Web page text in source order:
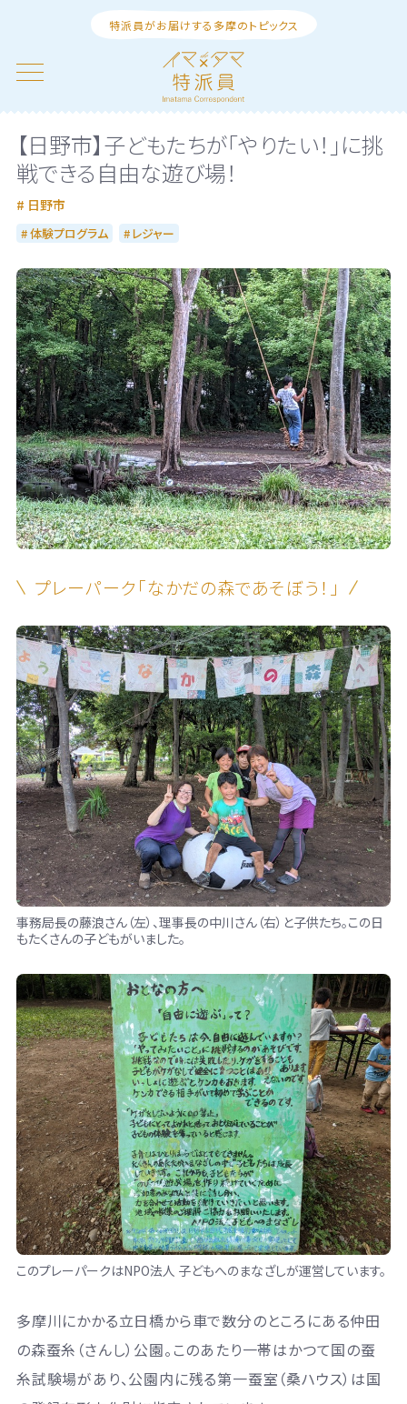
特派員がお届けする多摩のトピックス
【日野市】子どもたちが「やりたい！」に挑
戦できる自由な遊び場！
日野市
体験プログラム レジャー
プレーパーク「なかだの森であそぼう！」
事務局長の藤浪さん（左）、理事長の中川さん（右）と子供たち。この日
もたくさんの子どもがいました。
このプレーパークはNPO法人 子どもへのまなざしが運営しています。
多摩川にかかる立日橋から車で数分のところにある仲田
の森蚕糸（さんし）公園。このあたり一帯はかつて国の蚕
糸試験場があり、公園内に残る第一蚕室（桑ハウス）は国